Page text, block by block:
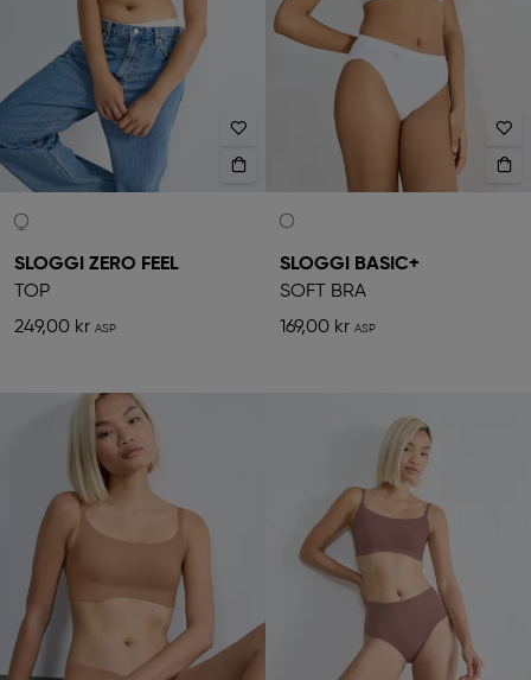
SLOGGI ZERO FEEL
TOP
249,00 kr
SLOGGI BASIC+
SOFT BRA
169,00 kr